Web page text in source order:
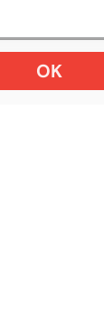
personnalisée